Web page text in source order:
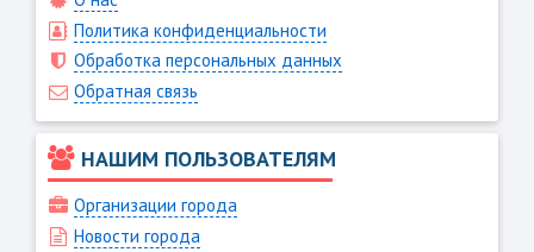
Политика конфиденциальности
Обработка персональных данных
Обратная связь
НАШИМ ПОЛЬЗОВАТЕЛЯМ
Организации города
Новости города